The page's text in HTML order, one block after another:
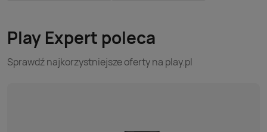
Play Expert poleca
Sprawdź najkorzystniejsze oferty na play.pl